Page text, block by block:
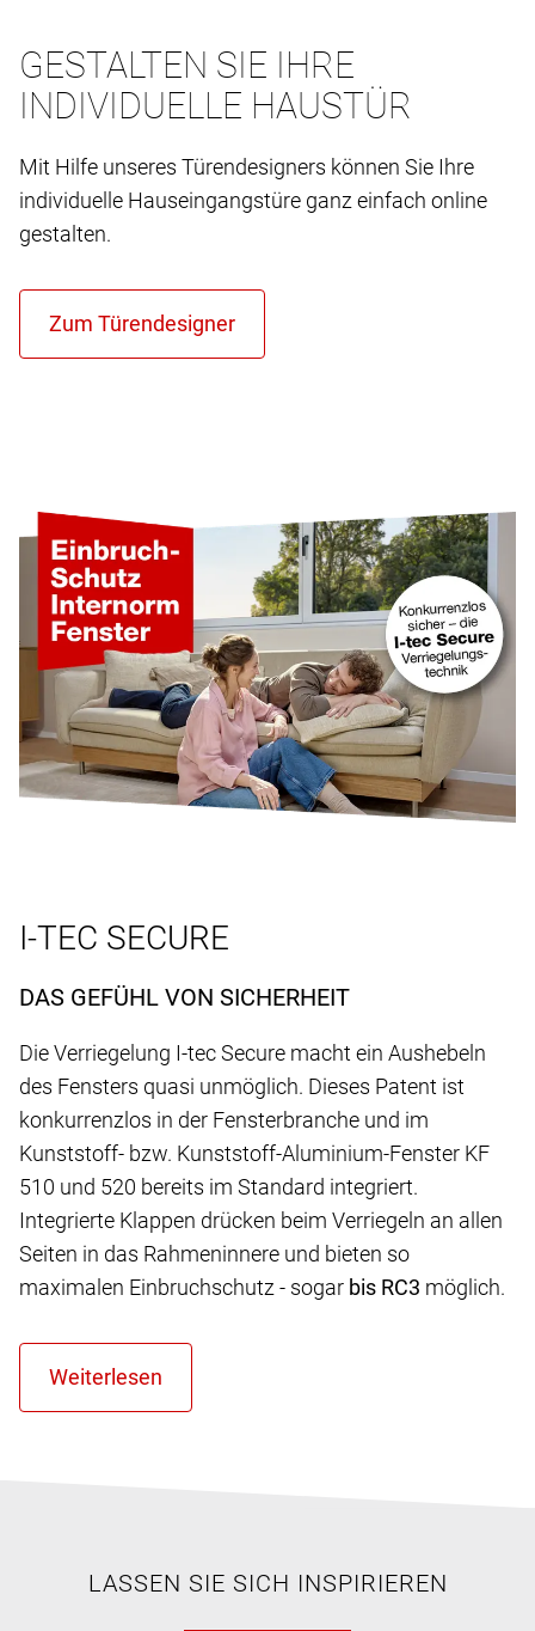
GESTALTEN SIE IHRE
INDIVIDUELLE HAUSTÜR
Mit Hilfe unseres Türendesigners können Sie Ihre
individuelle Hauseingangstüre ganz einfach online
gestalten.
I-TEC SECURE
DAS GEFÜHL VON SICHERHEIT
Die Verriegelung I-tec Secure macht ein Aushebeln
des Fensters quasi unmöglich. Dieses Patent ist
konkurrenzlos in der Fensterbranche und im
Kunststoff- bzw. Kunststoff-Aluminium-Fenster KF
510 und 520 bereits im Standard integriert.
Integrierte Klappen drücken beim Verriegeln an allen
Seiten in das Rahmeninnere und bieten so
maximalen Einbruchschutz - sogar bis RC3 möglich.
LASSEN SIE SICH INSPIRIEREN